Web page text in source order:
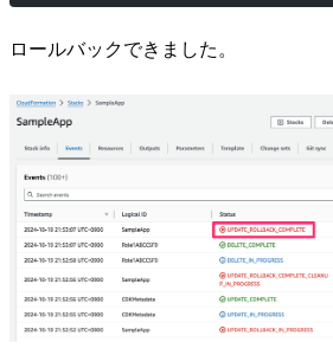
ロールバックできました。